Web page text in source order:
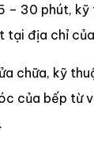
– 30 phút,
tại địa chỉ
chữa, kỹ
của bếp từ